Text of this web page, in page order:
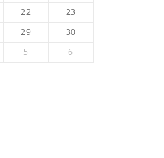
22
23
29
30
5 6